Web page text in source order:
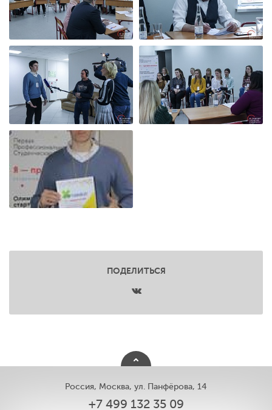
ПОДЕЛИТЬСЯ
Россия, Москва, ул. Панфёрова, 14
+7 499 132 35 09